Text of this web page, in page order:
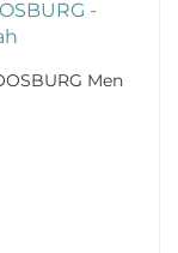
Men